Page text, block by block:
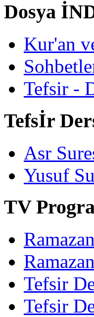
Dosya
Kur'an
Tefsir -
Tefsİr
Asr
Yusuf
TV
Tefsir
Tefsir